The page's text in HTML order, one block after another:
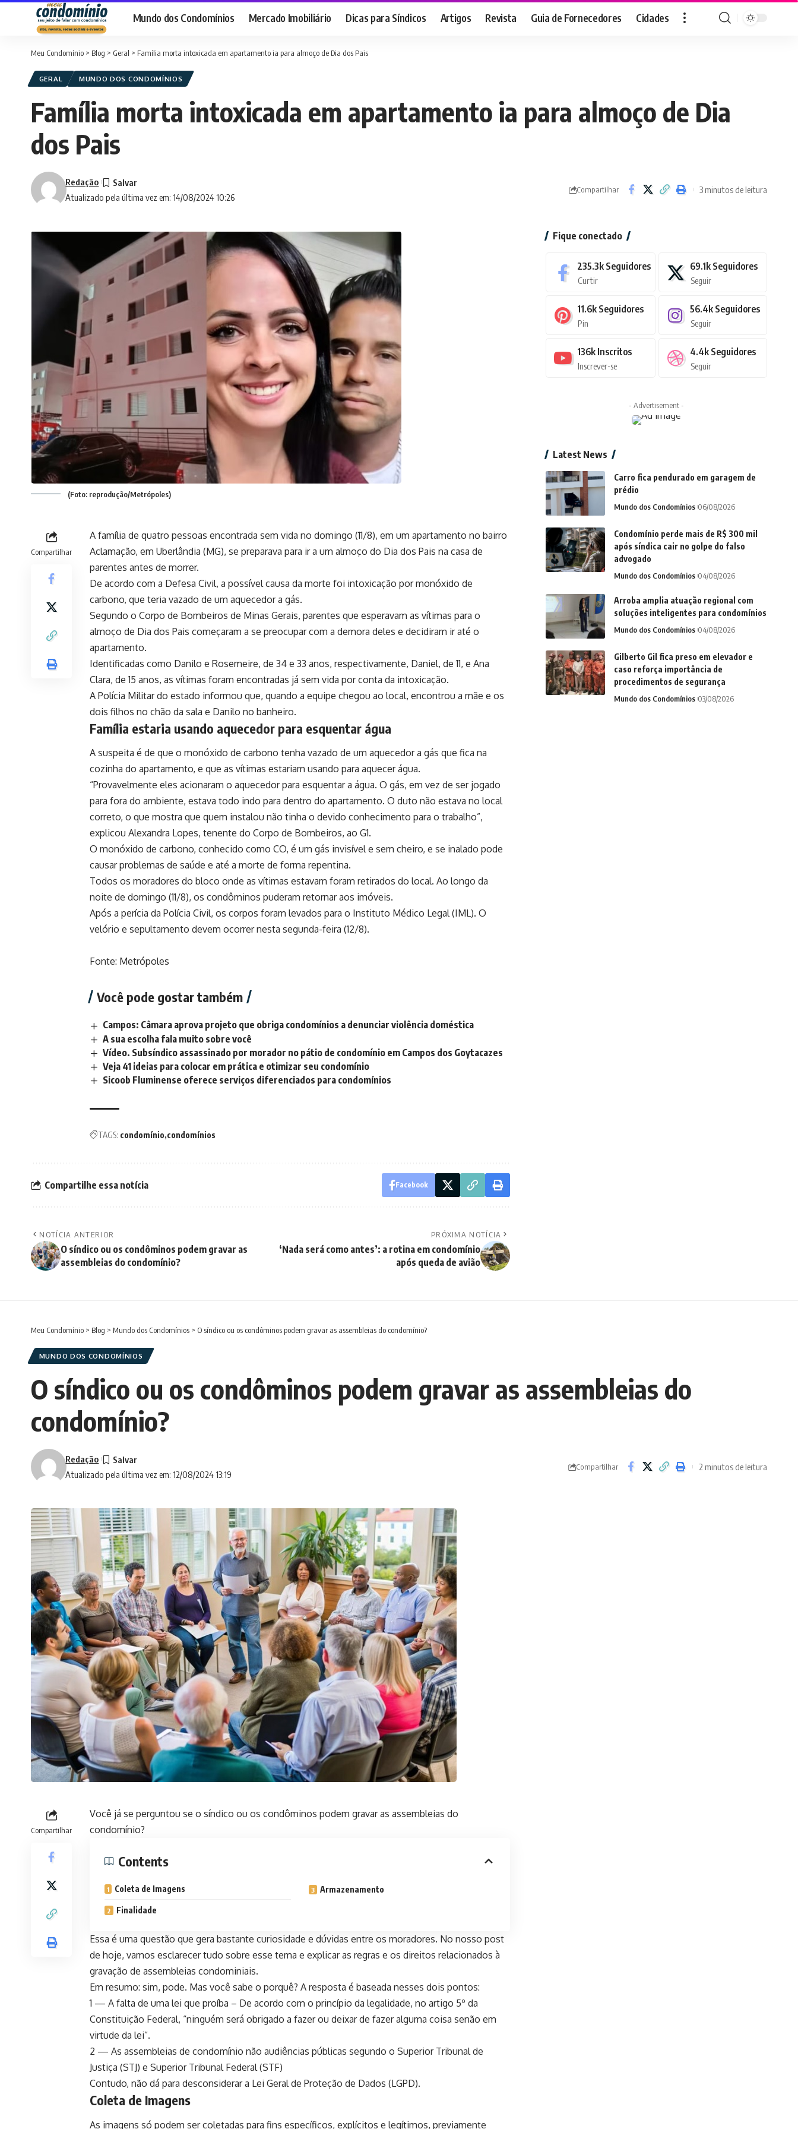
Mundo dos Condomínios Mercado Imobiliário Dicas para Síndicos Artigos Revista Guia de Fornecedores Cidades
Meu Condomínio > Blog > Geral > Família morta intoxicada em apartamento ia para almoço de Dia dos Pais
GERAL MUNDO DOS CONDOMÍNIOS
Família morta intoxicada em apartamento ia para almoço de Dia
dos Pais
Atualizado pela última vez em: 14/08/2024 10:26
Redação
Compartilhar 3 minutos de leitura
(Foto: reprodução/Metrópoles)
Compartilhar
A família de quatro pessoas encontrada sem vida no domingo (11/8), em um apartamento no bairro
Aclamação, em Uberlândia (MG), se preparava para ir a um almoço do Dia dos Pais na casa de
parentes antes de morrer.
De acordo com a Defesa Civil, a possível causa da morte foi intoxicação por monóxido de
carbono, que teria vazado de um aquecedor a gás.
Segundo o Corpo de Bombeiros de Minas Gerais, parentes que esperavam as vítimas para o
almoço de Dia dos Pais começaram a se preocupar com a demora deles e decidiram ir até o
apartamento.
Identificadas como Danilo e Rosemeire, de 34 e 33 anos, respectivamente, Daniel, de 11, e Ana
Clara, de 15 anos, as vítimas foram encontradas já sem vida por conta da intoxicação.
A Polícia Militar do estado informou que, quando a equipe chegou ao local, encontrou a mãe e os
dois filhos no chão da sala e Danilo no banheiro.
Família estaria usando aquecedor para esquentar água
A suspeita é de que o monóxido de carbono tenha vazado de um aquecedor a gás que fica na
cozinha do apartamento, e que as vítimas estariam usando para aquecer água.
“Provavelmente eles acionaram o aquecedor para esquentar a água. O gás, em vez de ser jogado
para fora do ambiente, estava todo indo para dentro do apartamento. O duto não estava no local
correto, o que mostra que quem instalou não tinha o devido conhecimento para o trabalho”,
explicou Alexandra Lopes, tenente do Corpo de Bombeiros, ao G1.
O monóxido de carbono, conhecido como CO, é um gás invisível e sem cheiro, e se inalado pode
causar problemas de saúde e até a morte de forma repentina.
Todos os moradores do bloco onde as vítimas estavam foram retirados do local. Ao longo da
noite de domingo (11/8), os condôminos puderam retornar aos imóveis.
Após a perícia da Polícia Civil, os corpos foram levados para o Instituto Médico Legal (IML). O
velório e sepultamento devem ocorrer nesta segunda-feira (12/8).
Fonte: Metrópoles
Você pode gostar também
Campos: Câmara aprova projeto que obriga condomínios a denunciar violência doméstica
A sua escolha fala muito sobre você
Vídeo. Subsíndico assassinado por morador no pátio de condomínio em Campos dos Goytacazes
Veja 41 ideias para colocar em prática e otimizar seu condomínio
Sicoob Fluminense oferece serviços diferenciados para condomínios
TAGS: condomínio condomínios
Compartilhe essa notícia Facebook
NOTÍCIA ANTERIOR
O síndico ou os condôminos podem gravar as
assembleias do condomínio?
PRÓXIMA NOTÍCIA
‘Nada será como antes’: a rotina em condomínio
após queda de avião
Fique conectado
235.3k Seguidores
Curtir
69.1k Seguidores
Seguir
11.6k Seguidores
Pin
56.4k Seguidores
Seguir
136k Inscritos
Inscrever-se
4.4k Seguidores
Seguir
- Advertisement -
Latest News
Carro fica pendurado em garagem de
prédio
Mundo dos Condomínios 06/08/2026
Condomínio perde mais de R$ 300 mil
após síndica cair no golpe do falso
advogado
Mundo dos Condomínios 04/08/2026
Arroba amplia atuação regional com
soluções inteligentes para condomínios
Mundo dos Condomínios 04/08/2026
Gilberto Gil fica preso em elevador e
caso reforça importância de
procedimentos de segurança
Mundo dos Condomínios 03/08/2026
Meu Condomínio > Blog > Mundo dos Condomínios > O síndico ou os condôminos podem gravar as assembleias do condomínio?
MUNDO DOS CONDOMÍNIOS
O síndico ou os condôminos podem gravar as assembleias do
condomínio?
Atualizado pela última vez em: 12/08/2024 13:19
Redação
Compartilhar 2 minutos de leitura
Compartilhar
Você já se perguntou se o síndico ou os condôminos podem gravar as assembleias do
condomínio?
Contents
Coleta de Imagens
Finalidade
Armazenamento
Essa é uma questão que gera bastante curiosidade e dúvidas entre os moradores. No nosso post
de hoje, vamos esclarecer tudo sobre esse tema e explicar as regras e os direitos relacionados à
gravação de assembleias condominiais.
Em resumo: sim, pode. Mas você sabe o porquê? A resposta é baseada nesses dois pontos:
1 — A falta de uma lei que proíba – De acordo com o princípio da legalidade, no artigo 5º da
Constituição Federal, “ninguém será obrigado a fazer ou deixar de fazer alguma coisa senão em
virtude da lei”.
2 — As assembleias de condomínio não audiências públicas segundo o Superior Tribunal de
Justiça (STJ) e Superior Tribunal Federal (STF)
Contudo, não dá para desconsiderar a Lei Geral de Proteção de Dados (LGPD).
Coleta de Imagens
As imagens só podem ser coletadas para fins específicos, explícitos e legítimos, previamente